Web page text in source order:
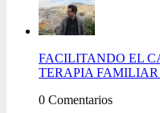
FACILITANDO EL
TERAPIA FAMILIAR
0 Comentarios